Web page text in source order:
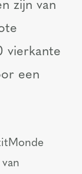
zijn van
vierkante
een